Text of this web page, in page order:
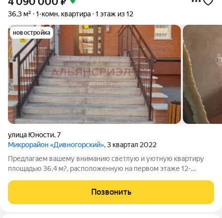
36,3 м² 1-комн. квартира 1 этаж из 12
новостройка
улица Юности,7
Микрорайон «Дивногорский», 3 квартал 2022
Предлагаем вашему вниманию светлую и уютную квартиру
площадью 36,4 м?, расположенную на первом этаже 12-
однушка, идеально подходящая для комфортного проживания.
- Развитая инфраструктура района:
Позвонить